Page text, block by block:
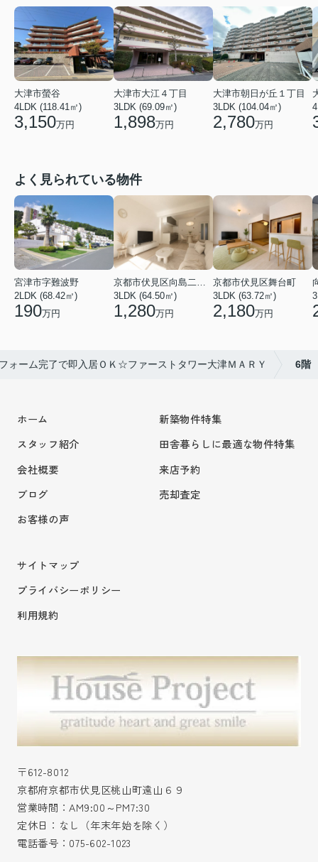
大津市螢谷
4LDK (118.41㎡)
3,150万円
大津市大江４丁目
3LDK (69.09㎡)
1,898万円
大津市朝日が丘１丁目
3LDK (104.04㎡)
2,780万円
よく見られている物件
宮津市字難波野
2LDK (68.42㎡)
190万円
3LDK (64.50㎡)
1,280万円
京都市伏見区舞台町
3LDK (63.72㎡)
2,180万円
ーム完了で即入居ＯＫ☆ファーストタワー大津ＭＡＲＹ 6階
ホーム
スタッフ紹介
会社概要
ブログ
お客様の声
新築物件特集
田舎暮らしに最適な物件特集
来店予約
売却査定
サイトマップ
プライバシーポリシー
利用規約
〒612-8012
京都府京都市伏見区桃山町遠山６９
営業時間：AM9:00～PM7:30
定休日：なし（年末年始を除く）
電話番号： 075-602-1023